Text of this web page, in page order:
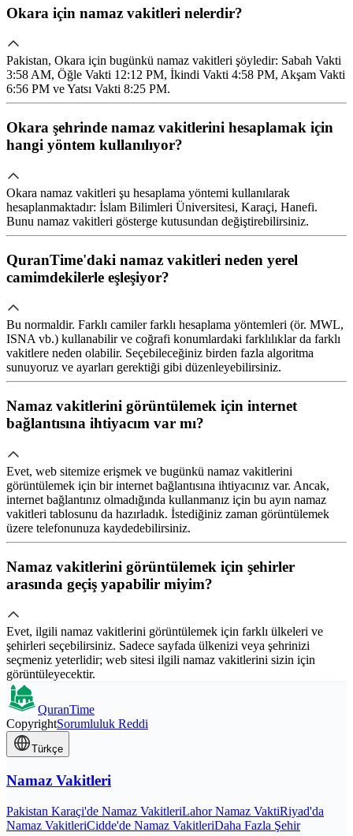
Okara için namaz vakitleri nelerdir?
Pakistan, Okara için bugünkü namaz vakitleri şöyledir: Sabah Vakti
3:58 AM, Öğle Vakti 12:12 PM, İkindi Vakti 4:58 PM, Akşam Vakti
6:56 PM ve Yatsı Vakti 8:25 PM.
Okara şehrinde namaz vakitlerini hesaplamak için
hangi yöntem kullanılıyor?
Okara namaz vakitleri şu hesaplama yöntemi kullanılarak
hesaplanmaktadır: İslam Bilimleri Üniversitesi, Karaçi, Hanefi.
Bunu namaz vakitleri gösterge kutusundan değiştirebilirsiniz.
QuranTime'daki namaz vakitleri neden yerel
camimdekilerle eşleşiyor?
Bu normaldir. Farklı camiler farklı hesaplama yöntemleri (ör. MWL,
ISNA vb.) kullanabilir ve coğrafi konumlardaki farklılıklar da farklı
vakitlere neden olabilir. Seçebileceğiniz birden fazla algoritma
sunuyoruz ve ayarları gerektiği gibi düzenleyebilirsiniz.
Namaz vakitlerini görüntülemek için internet
bağlantısına ihtiyacım var mı?
Evet, web sitemize erişmek ve bugünkü namaz vakitlerini
görüntülemek için bir internet bağlantısına ihtiyacınız var. Ancak,
internet bağlantınız olmadığında kullanmanız için bu ayın namaz
vakitleri tablosunu da hazırladık. İstediğiniz zaman görüntülemek
üzere telefonunuza kaydedebilirsiniz.
Namaz vakitlerini görüntülemek için şehirler
arasında geçiş yapabilir miyim?
Evet, ilgili namaz vakitlerini görüntülemek için farklı ülkeleri ve
şehirleri seçebilirsiniz. Sadece sayfada ülkenizi veya şehrinizi
seçmeniz yeterlidir; web sitesi ilgili namaz vakitlerini sizin için
görüntüleyecektir.
QuranTime
CopyrightSorumluluk Reddi
Türkçe
Namaz Vakitleri
Pakistan Karaçi'de Namaz VakitleriLahor Namaz VaktiRiyad'da
Namaz VakitleriCidde'de Namaz VakitleriDaha Fazla Şehir